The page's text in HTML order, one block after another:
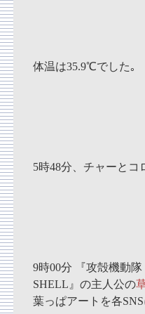
体温は35.9℃でした｡
5時48分、チャーと
9時00分 『攻殻機動
SHELL』 の主人公の
葉っぱアートを各